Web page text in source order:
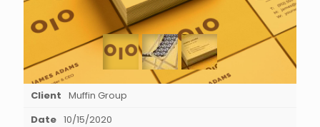
Client Muffin Group
Date 10/15/2020